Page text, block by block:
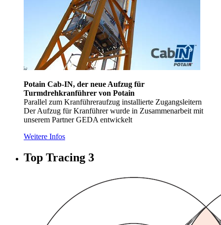
Potain Cab-IN, der neue Aufzug für
Turmdrehkranführer von Potain
Parallel zum Kranführeraufzug installierte Zugangsleitern
Der Aufzug für Kranführer wurde in Zusammenarbeit mit
unserem Partner GEDA entwickelt
Weitere Infos
Top Tracing 3